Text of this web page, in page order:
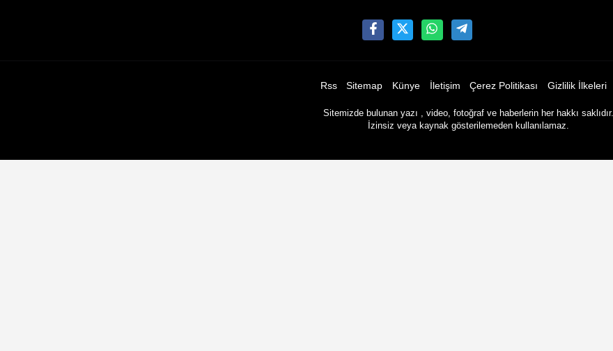
Rss Sitemap Künye İletişim Çerez Politikası Gizlilik İlkeleri
Sitemizde bulunan yazı , video, fotoğraf ve haberlerin her hakkı saklıdır.
İzinsiz veya kaynak gösterilemeden kullanılamaz.